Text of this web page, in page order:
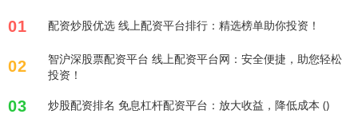
01 配资炒股优选 线上配资平台排行：精选榜单助你投资！
02
智沪深股票配资平台 线上配资平台网：安全便捷，助您轻松
投资！
03 炒股配资排名 免息杠杆配资平台：放大收益，降低成本 ()